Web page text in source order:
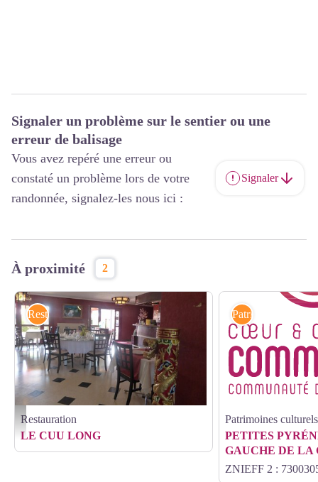
Signaler un problème sur le sentier ou une
erreur de balisage
Vous avez repéré une erreur ou
constaté un problème lors de votre
randonnée, signalez-les nous ici :
Signaler
À proximité 2
P1010756 - LE CUU LONG
Restauration
Restauration
LE CUU LONG
Patrimoines
Patrimoines culturels
PETITES
GAUCHE DE LA
ZNIEFF 2 :